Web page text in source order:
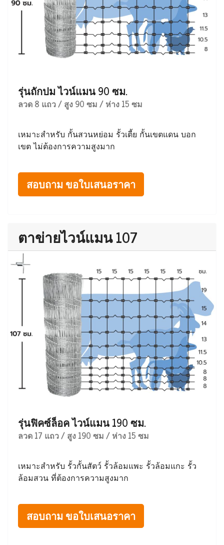
รุ่นถักปม ไวน์แมน 90 ซม.
ลวด 8 แถว / สูง 90 ซม / ห่าง 15 ซม
เหมาะสำหรับ กั้นสวนหย่อม รั้วเตี้ย กั้นเขตแดน บอก
เขต ไม่ต้องการความสูงมาก
สอบถาม ขอใบเสนอราคา
ตาข่ายไวน์แมน 107
รุ่นฟิคซ์ล็อค ไวน์แมน 190 ซม.
ลวด 17 แถว / สูง 190 ซม / ห่าง 15 ซม
เหมาะสำหรับ รั้วกั้นสัตว์ รั้วล้อมแพะ รั้วล้อมแกะ รั้ว
ล้อมสวน ที่ต้องการความสูงมาก
สอบถาม ขอใบเสนอราคา